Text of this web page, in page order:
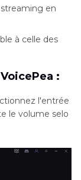
en
à celle des
:
l'entrée
le volume selo